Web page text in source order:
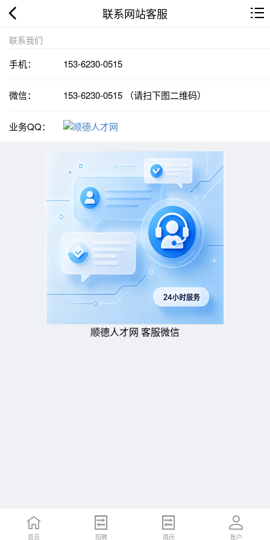
联系网站客服
联系我们
手机： 153-6230-0515
微信： 153-6230-0515 （请扫下图二维码）
业务QQ：
顺德人才网 客服微信
首页 招聘 简历 账户